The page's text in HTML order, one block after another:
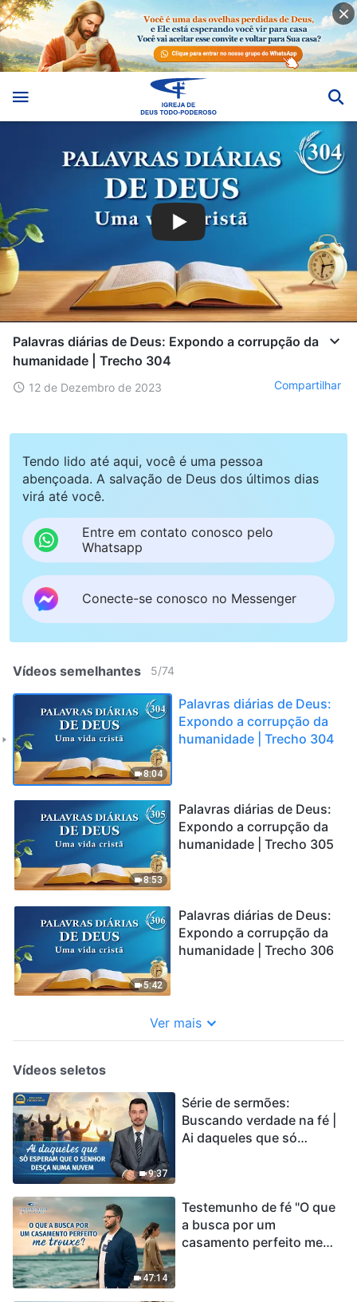
Palavras diárias de Deus: Expondo a corrupção da
humanidade | Trecho 304
12 de Dezembro de 2023 Compartilhar
Tendo lido até aqui, você é uma pessoa
abençoada. A salvação de Deus dos últimos dias
virá até você.
Entre em contato conosco pelo
Whatsapp
Conecte-se conosco no Messenger
Vídeos semelhantes 5/74
8:04
Palavras diárias de Deus:
Expondo a corrupção da
humanidade | Trecho 304
8:53
Palavras diárias de Deus:
Expondo a corrupção da
humanidade | Trecho 305
5:42
Palavras diárias de Deus:
Expondo a corrupção da
humanidade | Trecho 306
Ver mais
Vídeos seletos
9:37
Série de sermões:
Buscando verdade na fé |
Ai daqueles que só
47:14
Testemunho de fé "O que
a busca por um
casamento perfeito me